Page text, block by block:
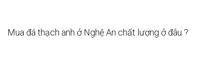
Mua đá thạch anh ở Nghệ An chất lượng ở đâu ?